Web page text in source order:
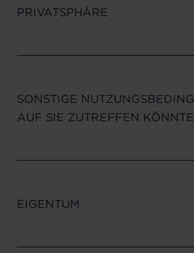
PRIVATSPHÄRE
SONSTIGE
AUF SIE ZUTREFFEN
EIGENTUM